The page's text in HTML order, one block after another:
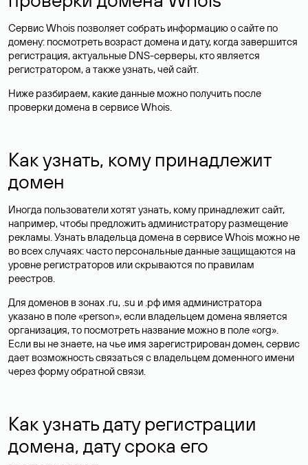
Сервис Whois позволяет собрать информацию о сайте по
домену: посмотреть возраст домена и дату, когда завершится
регистрация, актуальные DNS-серверы, кто является
регистратором, а также узнать, чей сайт.
Ниже разбираем, какие данные можно получить после
проверки домена в сервисе Whois.
Как узнать, кому принадлежит
домен
Иногда пользователи хотят узнать, кому принадлежит сайт,
например, чтобы предложить администратору размещение
рекламы. Узнать владельца домена в сервисе Whois можно не
во всех случаях: часто персональные данныезащищаются на
уровне регистраторов или скрываются по правилам
реестров.
Для доменов в зонах .ru, .su и .рф имя администратора
указано в поле «person», если владельцем домена является
организация, то посмотреть название можно в поле «org».
Если вы не знаете, на чье имя зарегистрирован домен, сервис
дает возможность связаться с владельцем доменного имени
через форму обратной связи.
Как узнать дату регистрации
домена, дату срока его